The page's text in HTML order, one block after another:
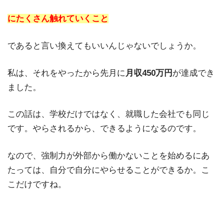
にたくさん触れていくこと
であると言い換えてもいいんじゃないでしょうか。
私は、それをやったから先月に 月収450万円 が達成でき
ました。
この話は、学校だけではなく、就職した会社でも同じ
です。やらされるから、できるようになるのです。
なので、強制力が外部から働かないことを始めるにあ
たっては、自分で自分にやらせることができるか。こ
こだけですね。